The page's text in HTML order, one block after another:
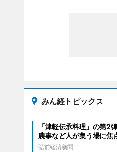
みん経トピックス
「津軽伝承料理」の第2
農事など人が集う場に焦
弘前経済新聞